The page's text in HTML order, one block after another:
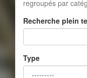
regroupés par
Recherche plein
Type